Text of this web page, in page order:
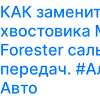
КАК
Forester
передач.
Авто